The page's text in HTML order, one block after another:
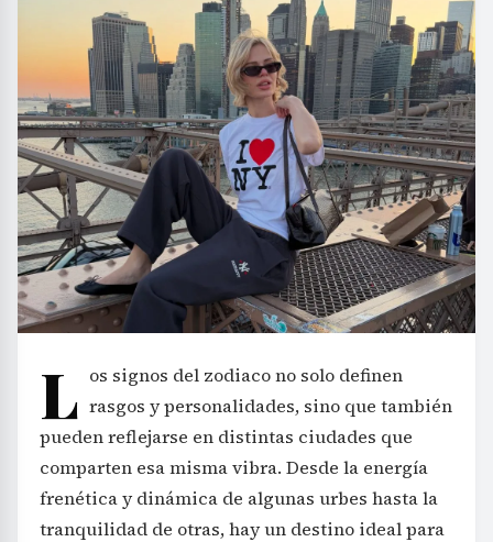
L os signos del zodiaco no solo definen
rasgos y personalidades, sino que también
pueden reflejarse en distintas ciudades que
comparten esa misma vibra. Desde la energía
frenética y dinámica de algunas urbes hasta la
tranquilidad de otras, hay un destino ideal para